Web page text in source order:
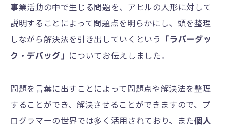
事業活動の中で生じる問題を、アヒルの人形に対して
説明することによって問題点を明らかにし、頭を整理
しながら解決法を引き出していくという
「ラバーダッ
ク・デバッグ」 についてお伝えしました。
問題を言葉に出すことによって問題点や解決法を整理
することができ、解決させることができますので、プ
ログラマーの世界では多く活用されており、また個人